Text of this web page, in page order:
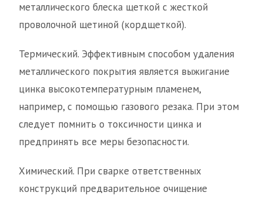
металлического блеска щеткой с жесткой
проволочной щетиной (кордщеткой).
Термический. Эффективным способом удаления
металлического покрытия является выжигание
цинка высокотемпературным пламенем,
например, с помощью газового резака. При этом
следует помнить о токсичности цинка и
предпринять все меры безопасности.
Химический. При сварке ответственных
конструкций предварительное очищение